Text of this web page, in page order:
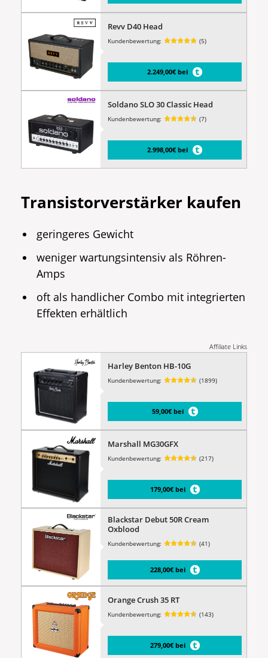
Revv D40 Head
Kundenbewertung: (5)
2.249,00€ bei
Soldano SLO 30 Classic Head
Kundenbewertung: (7)
2.998,00€ bei
Transistorverstärker kaufen
geringeres Gewicht
weniger wartungsintensiv als Röhren-
Amps
oft als handlicher Combo mit integrierten
Effekten erhältlich
Affiliate Links
Harley Benton HB-10G
Kundenbewertung: (1899)
59,00€ bei
Marshall MG30GFX
Kundenbewertung: (217)
179,00€ bei
Blackstar Debut 50R Cream
Oxblood
Kundenbewertung: (41)
228,00€ bei
Orange Crush 35 RT
Kundenbewertung: (143)
279,00€ bei